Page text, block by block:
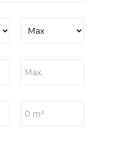
Max.
0 m²